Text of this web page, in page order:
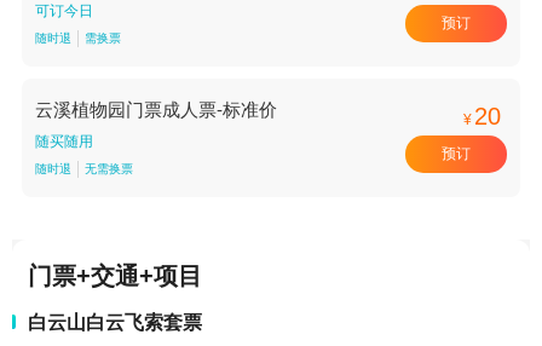
可订今日
随时退 需换票
预订
云溪植物园门票成人票-标准价
随买随用
随时退 无需换票
¥ 20
预订
门票+交通+项目
白云山白云飞索套票